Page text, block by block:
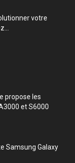
votre
propose les
et S6000
Samsung Galaxy